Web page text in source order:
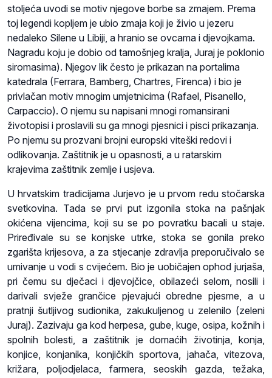
stoljeća uvodi se motiv njegove borbe sa zmajem. Prema
toj legendi kopljem je ubio zmaja koji je živio u jezeru
nedaleko Silene u Libiji, a hranio se ovcama i djevojkama.
Nagradu koju je dobio od tamošnjeg kralja, Juraj je poklonio
siromasima). Njegov lik često je prikazan na portalima
katedrala (Ferrara, Bamberg, Chartres, Firenca) i bio je
privlačan motiv mnogim umjetnicima (Rafael, Pisanello,
Carpaccio). O njemu su napisani mnogi romansirani
životopisi i proslavili su ga mnogi pjesnici i pisci prikazanja.
Po njemu su prozvani brojni europski viteški redovi i
odlikovanja. Zaštitnik je u opasnosti, a u ratarskim
krajevima zaštitnik zemlje i usjeva.
U hrvatskim tradicijama Jurjevo je u prvom redu stočarska
svetkovina. Tada se prvi put izgonila stoka na pašnjak
okićena vijencima, koji su se po povratku bacali u staje.
Priređivale su se konjske utrke, stoka se gonila preko
zgarišta krijesova, a za stjecanje zdravlja preporučivalo se
umivanje u vodi s cvijećem. Bio je uobičajen ophod jurjaša,
pri čemu su dječaci i djevojčice, obilazeći selom, nosili i
darivali svježe grančice pjevajući obredne pjesme, a u
pratnji šutljivog sudionika, zakukuljenog u zelenilo (zeleni
Juraj). Zazivaju ga kod herpesa, gube, kuge, osipa, kožnih i
spolnih bolesti, a zaštitnik je domaćih životinja, konja,
konjice, konjanika, konjičkih sportova, jahača, vitezova,
križara, poljodjelaca, farmera, seoskih gazda, težaka,